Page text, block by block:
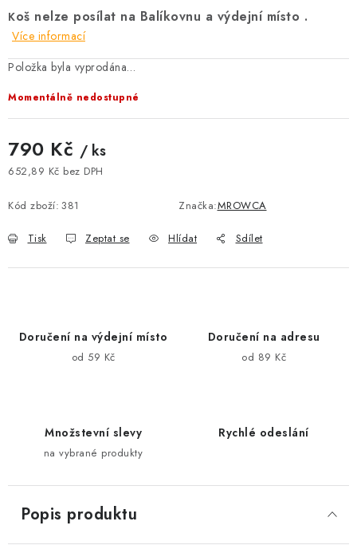
Slevy Naše prodejna
Detail objednávky
Velkoobchod
Obchodní podmínky
Koš nelze posílat na Balíkovnu a výdejní místo .
Více informací
Položka byla vyprodána…
Momentálně nedostupné
790 Kč / ks
652,89 Kč bez DPH
Kód zboží: 381 Značka:MROWCA
Tisk Zeptat se Hlídat Sdílet
Doručení na výdejní místo
od 59 Kč
Doručení na adresu
od 89 Kč
Množstevní slevy
na vybrané produkty
Rychlé odeslání
Popis produktu